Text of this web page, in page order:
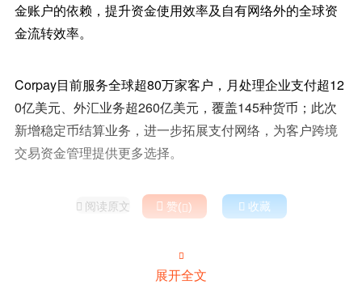
金账户的依赖，提升资金使用效率及自有网络外的全球资
金流转效率。
Corpay目前服务全球超80万家客户，月处理企业支付超12
0亿美元、外汇业务超260亿美元，覆盖145种货币；此次
新增稳定币结算业务，进一步拓展支付网络，为客户跨境
交易资金管理提供更多选择。
 阅读原文  赞()  收藏

展开全文